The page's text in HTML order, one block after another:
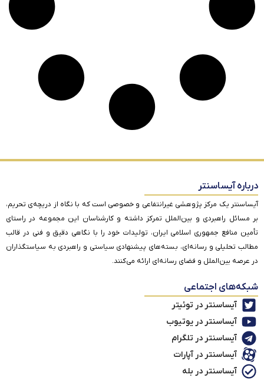
درباره آیساسنتر
آیساسنتر یک مرکز پژوهشی غیرانتفاعی و خصوصی است که با نگاه از دریچه‌ی تحریم،
بر مسائل راهبردی و بین‌الملل تمرکز داشته و کارشناسان این مجموعه در راستای
تأمین منافع جمهوری اسلامی ایران، تولیدات خود را با نگاهی دقیق و فنی در قالب
مطالب تحلیلی و رسانه‌ای، بسته‌های پیشنهادی سیاستی و راهبردی به سیاستگذاران
در عرصه بین‌الملل و فضای رسانه‌ای ارائه می‌کنند.
شبکه‌های اجتماعی
آیساسنتر در توئیتر
آیساسنتر در یوتیوب
آیساسنتر در تلگرام
آیساسنتر در آپارات
آیساسنتر در بله